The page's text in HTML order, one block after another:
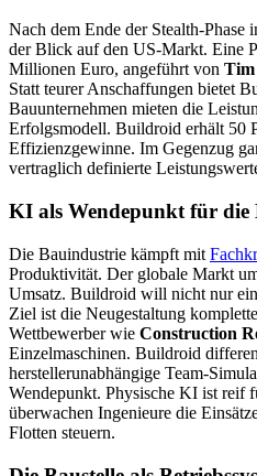
Nach dem Ende der Stealth-
der Blick auf den US-Markt. Eine
Millionen Euro, angeführt von
Statt teurer Anschaffungen bietet
Bauunternehmen mieten die
Erfolgsmodell. Buildroid erhält 50
Effizienzgewinne. Im Gegenzug
vertraglich definierte
KI als Wendepunkt für die
Die Bauindustrie kämpft mit
Produktivität. Der globale Markt
Umsatz. Buildroid will nicht nur
Ziel ist die Neugestaltung
Wettbewerber wie Construction
Einzelmaschinen. Buildroid
herstellerunabhängige Team-
Wendepunkt. Physische KI ist reif
überwachen Ingenieure die
Flotten steuern.